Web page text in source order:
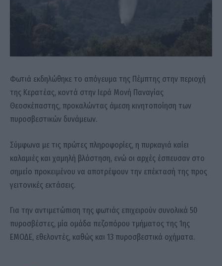
Φωτιά εκδηλώθηκε το απόγευμα της Πέμπτης στην περιοχή
της Κερατέας, κοντά στην Ιερά Μονή Παναγίας
Θεοσκέπαστης, προκαλώντας άμεση κινητοποίηση των
πυροσβεστικών δυνάμεων.
Σύμφωνα με τις πρώτες πληροφορίες, η πυρκαγιά καίει
καλαμιές και χαμηλή βλάστηση, ενώ οι αρχές έσπευσαν στο
σημείο προκειμένου να αποτρέψουν την επέκτασή της προς
γειτονικές εκτάσεις.
Για την αντιμετώπιση της φωτιάς επιχειρούν συνολικά 50
πυροσβέστες, μία ομάδα πεζοπόρου τμήματος της 1ης
ΕΜΟΔΕ, εθελοντές, καθώς και 13 πυροσβεστικά οχήματα.